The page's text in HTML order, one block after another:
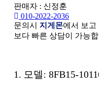
판매자 : 신정훈
010-2022-2036
문의시 지게몬에서 보고
보다 빠른 상담이 가능
본문
1. 모델: 8FB15-